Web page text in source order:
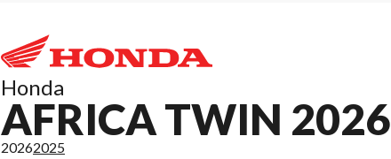
Honda
AFRICA TWIN 2026
20262025